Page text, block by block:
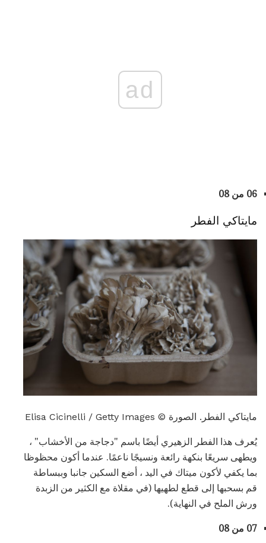
ad
06 من 08
مايتاكي الفطر
مايتاكي الفطر. الصورة © Elisa Cicinelli / Getty Images
يُعرف هذا الفطر الزهيري أيضًا باسم "دجاجة من الأخشاب" ،
ويطهى سريعًا بنكهة رائعة ونسيجًا ناعمًا. عندما أكون محظوظا
بما يكفي لأكون ميتاك في اليد ، أضع السكين جانبا وببساطة
قم بسحبها إلى قطع لطهيها (في مقلاة مع الكثير من الزبدة
ورش الملح في النهاية).
07 من 08